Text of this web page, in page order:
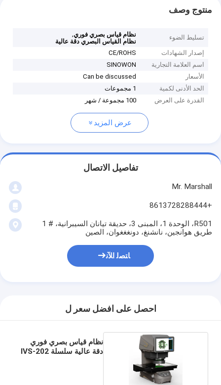
منتوج وصف
تسليط الضوء نظام قياس بصري فوري,
نظام القياس البصري دقة عالية
إصدار الشهادات
CE/ROHS
اسم العلامة التجارية
SINOWON
الأسعار
Can be discussed
الحد الأدنى لكمية
1 مجموعات
القدرة على العرض
100 مجموعة / شهر
عرض المزيد
تفاصيل الاتصال
Mr. Marshall
+8613728288444
R501، الوحدة 1، المبنى 3، حديقة تيانان السيبرانية، # 1
طريق هوانجين، نانشنغ، دونغغغوان، الصين
ﺎﺘﺼﻟ ﺍﻶﻧ
احصل على افضل سعر ل
نظام قياس بصري فوري
دقة عالية سلسلة IVS-202